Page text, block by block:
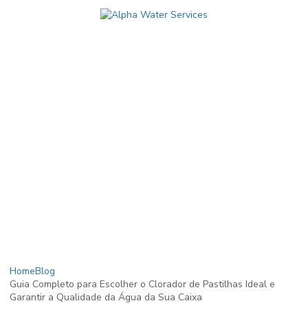
HomeBlog
Guia Completo para Escolher o Clorador de Pastilhas Ideal e
Garantir a Qualidade da Água da Sua Caixa